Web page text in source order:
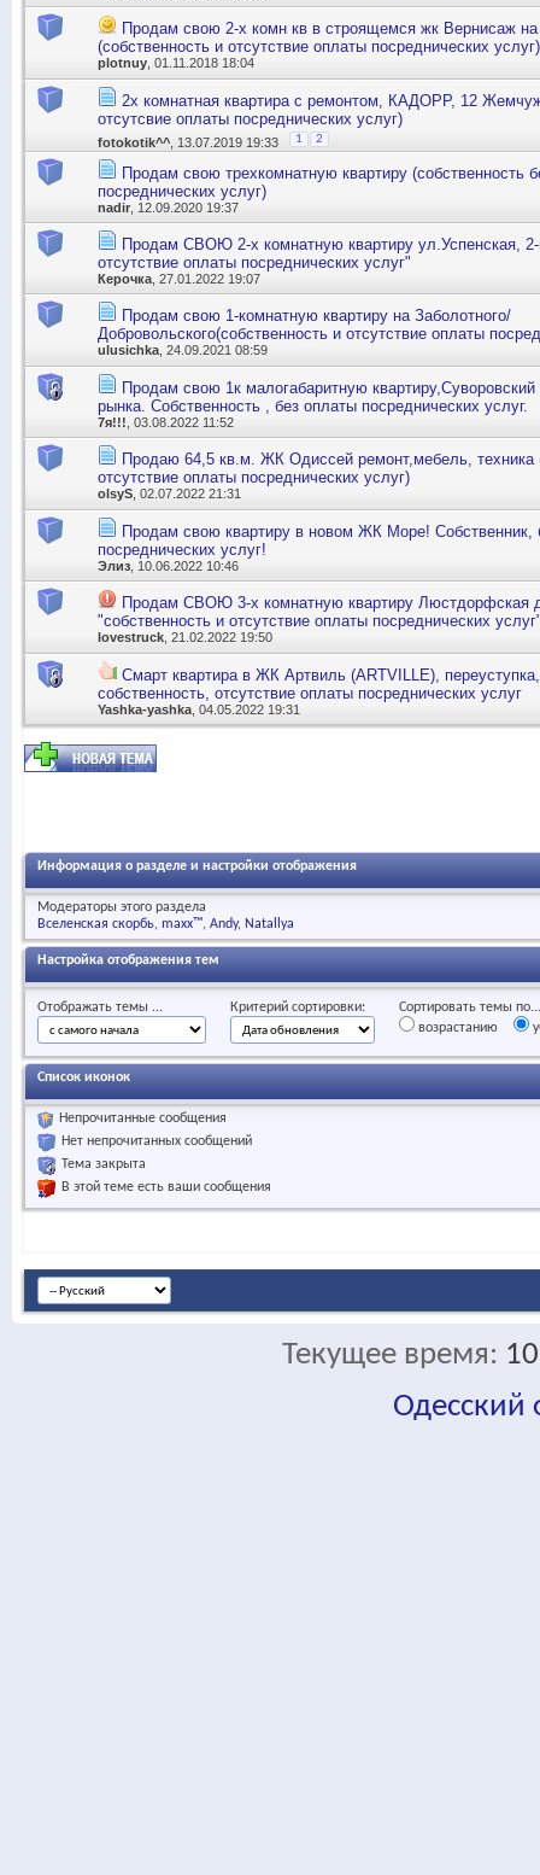
Продам свою 2-х комн кв в строящемся жк Вернисаж на
(собственность и отсутствие оплаты посреднических услуг)
plotnuy , 01.11.2018 18:04
2х комнатная квартира с ремонтом, КАДОРР, 12
отсутсвие оплаты посреднических услуг)
fotokotik^^ , 13.07.2019 19:33 1 2
Продам свою трехкомнатную квартиру (собственность
посреднических услуг)
nadir , 12.09.2020 19:37
Продам СВОЮ 2-х комнатную квартиру ул.Успенская, 2-
отсутствие оплаты посреднических услуг"
Керочка , 27.01.2022 19:07
Продам свою 1-комнатную квартиру на Заболотного/
Добровольского(собственность и отсутствие оплаты
ulusichka, 24.09.2021 08:59
Продам свою 1к малогабаритную
рынка. Собственность , без оплаты посреднических услуг.
7я!!! , 03.08.2022 11:52
Продаю 64,5 кв.м. ЖК Одиссей ремонт,мебель, техника
отсутствие оплаты посреднических услуг)
olsyS , 02.07.2022 21:31
Продам свою квартиру в новом ЖК Море! Собственник,
посреднических услуг!
Элиз , 10.06.2022 10:46
Продам СВОЮ 3-х комнатную квартиру Люстдорфская
"собственность и отсутствие оплаты посреднических
lovestruck , 21.02.2022 19:50
Смарт квартира в ЖК Артвиль (ARTVILLE),
собственность, отсутствие оплаты посреднических услуг
Yashka-yashka , 04.05.2022 19:31
Информация о разделе и настройки отображения
Модераторы этого раздела
Вселенская скорбь maxx™ Andy Natallya
Настройка отображения тем
Отображать темы ... Критерий сортировки:
Сортировать темы по...
возрастанию
Список иконок
Непрочитанные сообщения
Нет непрочитанных сообщений
Тема закрыта
В этой теме есть ваши сообщения
Текущее время:
Одесский